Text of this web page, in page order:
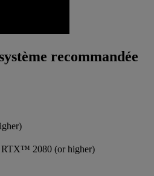
recommandée
RTX™ 2080 (or higher)